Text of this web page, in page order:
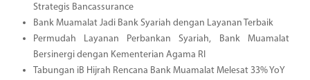
Strategis Bancassurance
Bank Muamalat Jadi Bank Syariah dengan Layanan Terbaik
Permudah Layanan Perbankan Syariah, Bank Muamalat
Bersinergi dengan Kementerian Agama RI
Tabungan iB Hijrah Rencana Bank Muamalat Melesat 33% YoY